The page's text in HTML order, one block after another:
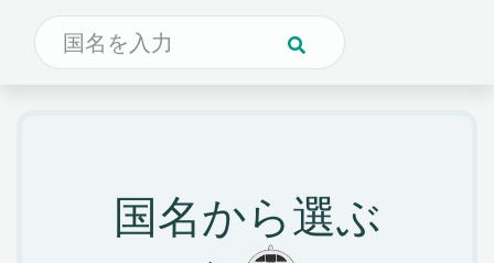
国名から選ぶ